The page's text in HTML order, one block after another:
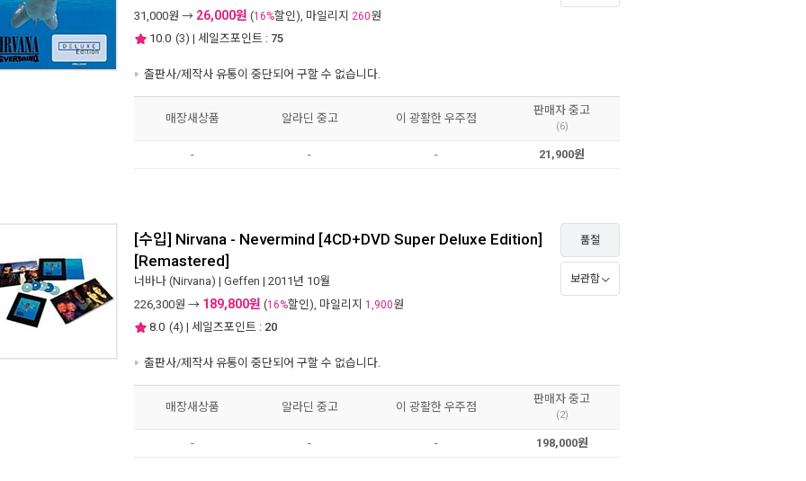
31,000원 → 26,000원 (16%할인), 마일리지 260원
10.0 (3) | 세일즈포인트 : 75
출판사/제작사 유통이 중단되어 구할 수 없습니다.
매장새상품 알라딘 중고 이 광활한 우주점
판매자 중고
(6)
- - - 21,900원
[수입] Nirvana - Nevermind [4CD+DVD Super Deluxe Edition]
[Remastered]
너바나 (Nirvana) | Geffen | 2011년 10월
226,300원 → 189,800원 (16%할인), 마일리지 1,900원
8.0 (4) | 세일즈포인트 : 20
출판사/제작사 유통이 중단되어 구할 수 없습니다.
품절
보관함
매장새상품 알라딘 중고 이 광활한 우주점
판매자 중고
(2)
- - - 198,000원